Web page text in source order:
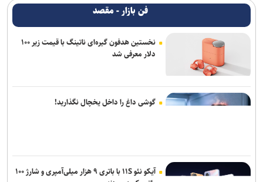
فن بازار - مقصد
نخستین هدفون گیره‌ای ناتینگ با قیمت زیر ۱۰۰
دلار معرفی شد
گوشی داغ را داخل یخچال نگذارید!
آیکو نئو ۱۱S با باتری ۹ هزار میلی‌آمپری و شارژ ۱۰۰